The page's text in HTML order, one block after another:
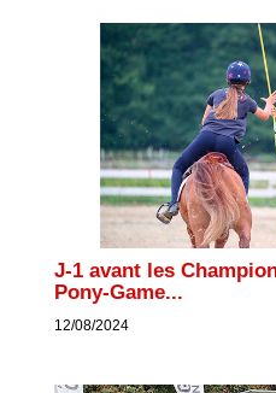
J-1 avant les
Pony-Game...
12/08/2024